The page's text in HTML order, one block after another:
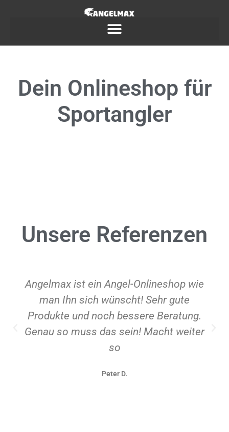
Dein Onlineshop für
Sportangler
Unsere Referenzen
Angelmax ist ein Angel-Onlineshop wie
man Ihn sich wünscht! Sehr gute
Produkte und noch bessere Beratung.
Genau so muss das sein! Macht weiter
so
Peter D.